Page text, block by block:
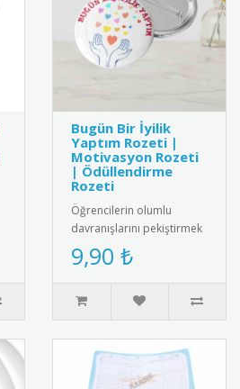
Bugün Bir İyilik
Yaptım Rozeti |
Motivasyon Rozeti
| Ödüllendirme
Rozeti
Öğrencilerin olumlu
davranışlarını pekiştirmek
için tasarlanmış "Bugün Bir
İyilik Yaptım" yazılı öze..
9,90 ₺